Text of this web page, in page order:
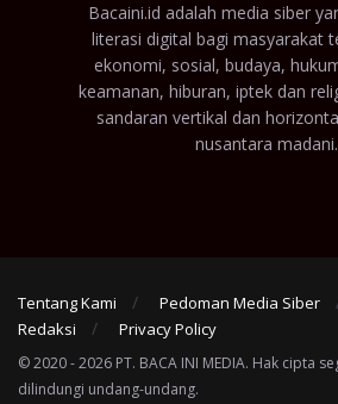
Bacaini.id adalah media siber
literasi digital bagi masyarakat
ekonomi, sosial, budaya,
keamanan, hiburan, iptek dan
sandaran vertikal dan
nusantara madani.
Tentang Kami Pedoman Media Siber
Redaksi
Privacy Policy
© 2020 - 2026 PT. BACA INI MEDIA. Hak cipta
dilindungi undang-undang.